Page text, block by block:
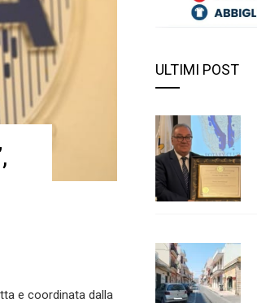
e coordinata dalla
ULTIMI POST